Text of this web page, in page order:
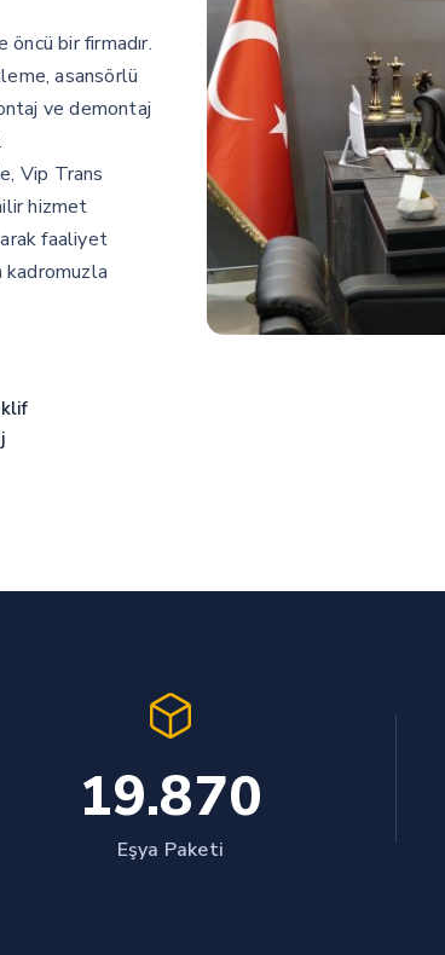
bir firmadır.
asansörlü
ve demontaj
Vip Trans
hizmet
faaliyet
kadromuzla
19.870
Eşya Paketi